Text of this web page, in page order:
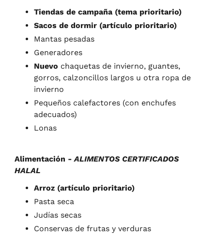
Tiendas de campaña (tema prioritario)
Sacos de dormir (artículo prioritario)
Mantas pesadas
Generadores
Nuevo chaquetas de invierno, guantes,
gorros, calzoncillos largos u otra ropa de
invierno
Pequeños calefactores (con enchufes
adecuados)
Lonas
Alimentación -ALIMENTOS CERTIFICADOS
HALAL
Arroz (artículo prioritario)
Pasta seca
Judías secas
Conservas de frutas y verduras